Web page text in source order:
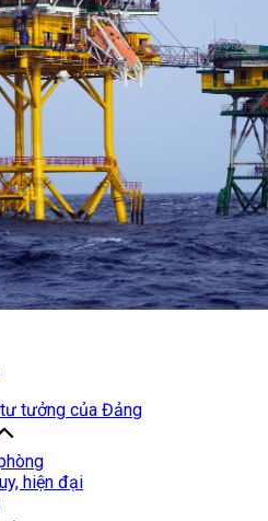
tưởng của Đảng
hiện đại